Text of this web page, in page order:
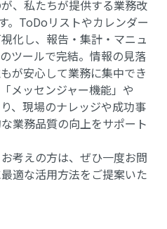
、私たちが提供する業務改
。ToDoリストやカレンダー
化し、報告・集計・マニュ
ツールで完結。情報の見落
が安心して業務に集中でき
メッセンジャー機能」や
、現場のナレッジや成功事
業務品質の向上をサポート
考えの方は、ぜひ一度お問
適な活用方法をご提案いた